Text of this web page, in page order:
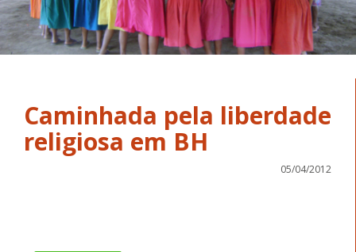
Caminhada pela liberdade
05/04/2012